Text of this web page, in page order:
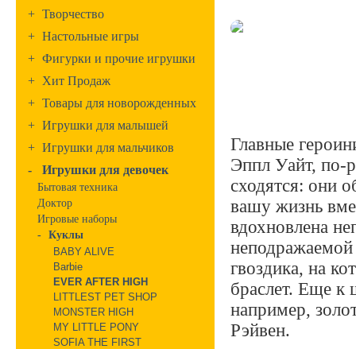
+ Творчество
+ Настольные игры
+ Фигурки и прочие игрушки
+ Хит Продаж
+ Товары для новорожденных
+ Игрушки для малышей
+ Игрушки для мальчиков
-
Игрушки для девочек
Бытовая техника
Доктор
Игровые наборы
- Куклы
BABY ALIVE
Barbie
EVER AFTER HIGH
LITTLEST PET SHOP
MONSTER HIGH
MY LITTLE PONY
SOFIA THE FIRST
Главные
Эппл Уайт, по-
сходятся: они
вашу жизнь
вдохновлена
гвоздика, на
браслет. Еще к
например,
Рэйвен.